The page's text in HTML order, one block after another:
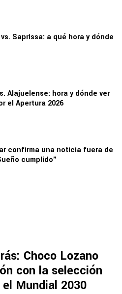
Saprissa: a qué hora y dónde
Alajuelense: hora y dónde ver
el Apertura 2026
confirma una noticia fuera de
cumplido"
Choco Lozano
con la selección
Mundial 2030